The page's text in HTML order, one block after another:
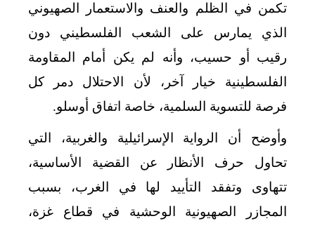
تكمن في الظلم والعنف والاستعمار الصهيوني
الذي يمارس على الشعب الفلسطيني دون
رقيب أو حسيب، وأنه لم يكن أمام المقاومة
الفلسطينية خيار آخر، لأن الاحتلال دمر كل
فرصة للتسوية السلمية، خاصة اتفاق أوسلو.
وأوضح أن الرواية الإسرائيلية والغربية، التي
تحاول حرف الأنظار عن القضية الأساسية،
تتهاوى وتفقد التأييد لها في الغرب، بسبب
المجازر الصهيونية الوحشية في قطاع غزة،